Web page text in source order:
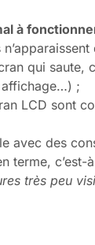
à
qui saute,
affichage…) ;
LCD sont
avec des
terme, c’est-
très peu